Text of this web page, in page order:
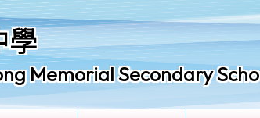
學
Memorial Secondary